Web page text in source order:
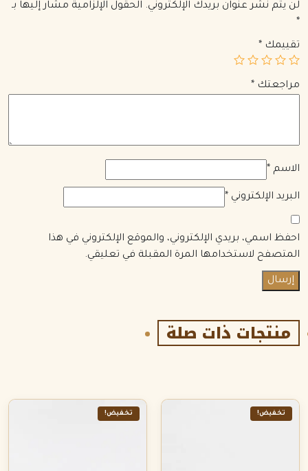
لن يتم نشر عنوان بريدك الإلكتروني. الحقول الإلزامية مشار إليها بـ
*
تقييمك *
مراجعتك *
الاسم *
البريد الإلكتروني *
احفظ اسمي، بريدي الإلكتروني، والموقع الإلكتروني في هذا
المتصفح لاستخدامها المرة المقبلة في تعليقي.
منتجات ذات صلة
تخفيض! تخفيض!